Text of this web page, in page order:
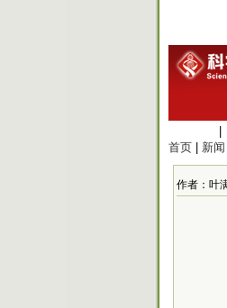
首页
新闻
作者：叶